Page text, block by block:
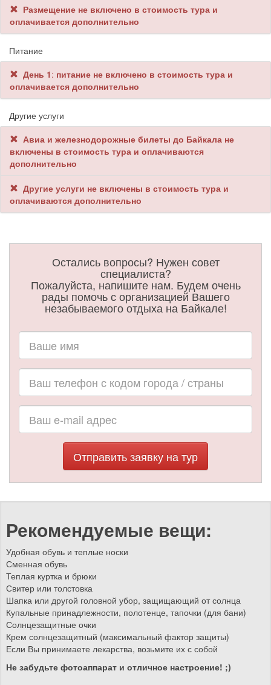
Размещение не включено в стоимость тура и
оплачивается дополнительно
Питание
День 1: питание не включено в стоимость тура и
оплачивается дополнительно
Другие услуги
Авиа и железнодорожные билеты до Байкала не
включены в стоимость тура и оплачиваются
дополнительно
Другие услуги не включены в стоимость тура и
оплачиваются дополнительно
Остались вопросы? Нужен совет
специалиста?
Пожалуйста, напишите нам. Будем очень
рады помочь с организацией Вашего
незабываемого отдыха на Байкале!
Отправить заявку на тур
Рекомендуемые вещи:
Удобная обувь и теплые носки
Сменная обувь
Теплая куртка и брюки
Свитер или толстовка
Шапка или другой головной убор, защищающий от солнца
Купальные принадлежности, полотенце, тапочки (для бани)
Солнцезащитные очки
Крем солнцезащитный (максимальный фактор защиты)
Если Вы принимаете лекарства, возьмите их с собой
Не забудьте фотоаппарат и отличное настроение! ;)